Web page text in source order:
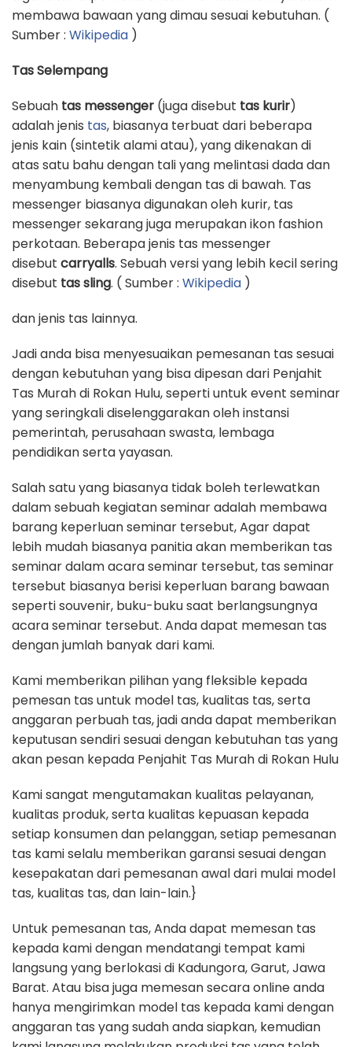
membawa bawaan yang dimau sesuai kebutuhan. (
Sumber : Wikipedia )
Tas Selempang
Sebuah tas messenger (juga disebut tas kurir)
adalah jenis tas, biasanya terbuat dari beberapa
jenis kain (sintetik alami atau), yang dikenakan di
atas satu bahu dengan tali yang melintasi dada dan
menyambung kembali dengan tas di bawah. Tas
messenger biasanya digunakan oleh kurir, tas
messenger sekarang juga merupakan ikon fashion
perkotaan. Beberapa jenis tas messenger
disebut carryalls. Sebuah versi yang lebih kecil sering
disebut tas sling. ( Sumber : Wikipedia )
dan jenis tas lainnya.
Jadi anda bisa menyesuaikan pemesanan tas sesuai
dengan kebutuhan yang bisa dipesan dari Penjahit
Tas Murah di Rokan Hulu, seperti untuk event seminar
yang seringkali diselenggarakan oleh instansi
pemerintah, perusahaan swasta, lembaga
pendidikan serta yayasan.
Salah satu yang biasanya tidak boleh terlewatkan
dalam sebuah kegiatan seminar adalah membawa
barang keperluan seminar tersebut, Agar dapat
lebih mudah biasanya panitia akan memberikan tas
seminar dalam acara seminar tersebut, tas seminar
tersebut biasanya berisi keperluan barang bawaan
seperti souvenir, buku-buku saat berlangsungnya
acara seminar tersebut. Anda dapat memesan tas
dengan jumlah banyak dari kami.
Kami memberikan pilihan yang fleksible kepada
pemesan tas untuk model tas, kualitas tas, serta
anggaran perbuah tas, jadi anda dapat memberikan
keputusan sendiri sesuai dengan kebutuhan tas yang
akan pesan kepada Penjahit Tas Murah di Rokan Hulu
Kami sangat mengutamakan kualitas pelayanan,
kualitas produk, serta kualitas kepuasan kepada
setiap konsumen dan pelanggan, setiap pemesanan
tas kami selalu memberikan garansi sesuai dengan
kesepakatan dari pemesanan awal dari mulai model
tas, kualitas tas, dan lain-lain.}
Untuk pemesanan tas, Anda dapat memesan tas
kepada kami dengan mendatangi tempat kami
langsung yang berlokasi di Kadungora, Garut, Jawa
Barat. Atau bisa juga memesan secara online anda
hanya mengirimkan model tas kepada kami dengan
anggaran tas yang sudah anda siapkan, kemudian